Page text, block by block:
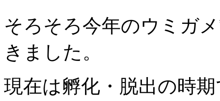
そろそろ今年のウミガ
きました。
現在は孵化・脱出の時